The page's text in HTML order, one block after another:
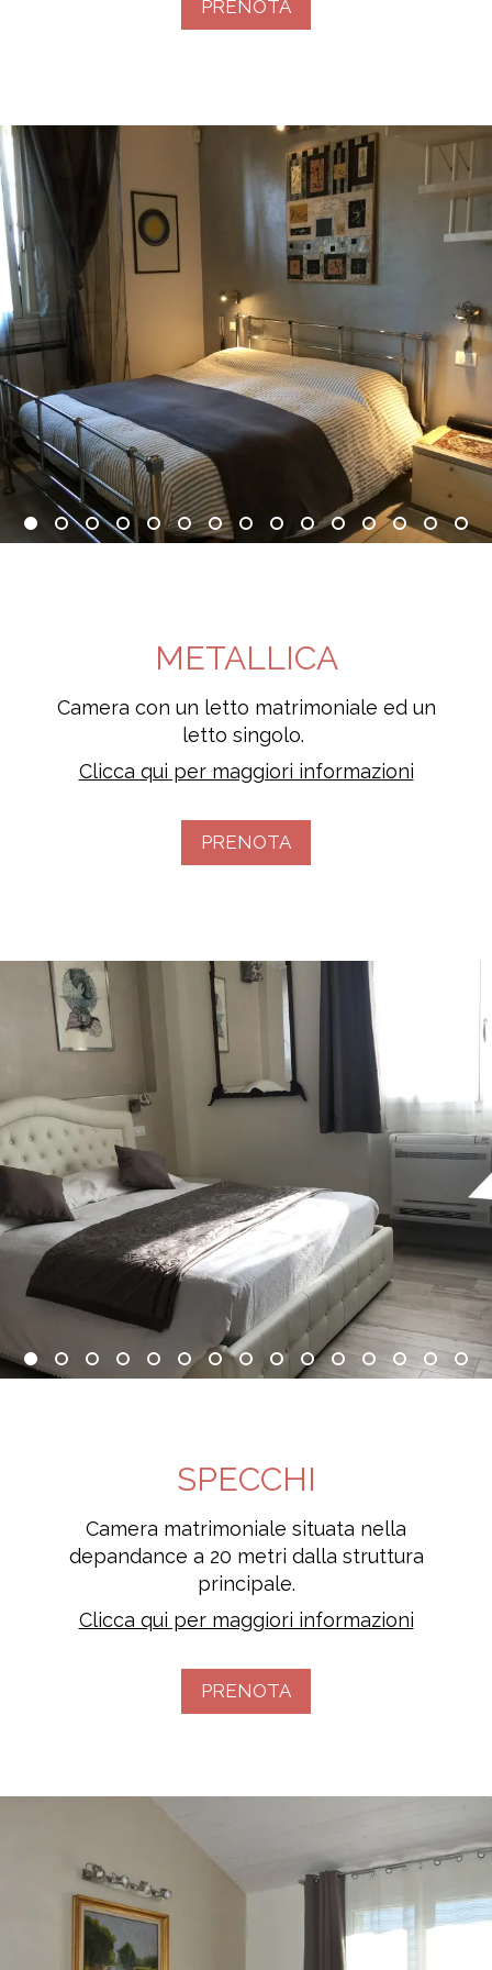
PRENOTA
METALLICA
Camera con un letto matrimoniale ed un
letto singolo.
Clicca qui per maggiori informazioni
PRENOTA
SPECCHI
Camera matrimoniale situata nella
depandance a 20 metri dalla struttura
principale.
Clicca qui per maggiori informazioni
PRENOTA